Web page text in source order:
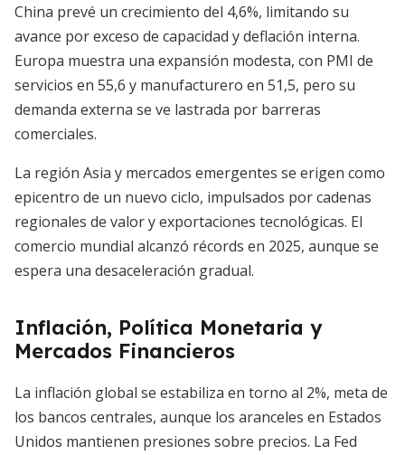
China prevé un crecimiento del 4,6%, limitando su
avance por exceso de capacidad y deflación interna.
Europa muestra una expansión modesta, con PMI de
servicios en 55,6 y manufacturero en 51,5, pero su
demanda externa se ve lastrada por barreras
comerciales.
La región Asia y mercados emergentes se erigen como
epicentro de un nuevo ciclo, impulsados por cadenas
regionales de valor y exportaciones tecnológicas. El
comercio mundial alcanzó récords en 2025, aunque se
espera una desaceleración gradual.
Inflación, Política Monetaria y
Mercados Financieros
La inflación global se estabiliza en torno al 2%, meta de
los bancos centrales, aunque los aranceles en Estados
Unidos mantienen presiones sobre precios. La Fed